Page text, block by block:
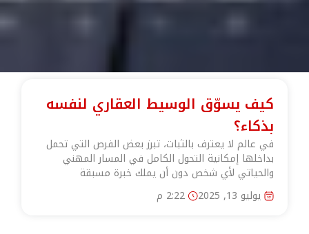
كيف يسوّق الوسيط العقاري لنفسه
بذكاء؟
في عالم لا يعترف بالثبات، تبرز بعض الفرص التي تحمل
بداخلها إمكانية التحول الكامل في المسار المهني
والحياتي لأي شخص دون أن يملك خبرة مسبقة
يوليو 13, 2025
2:22 م